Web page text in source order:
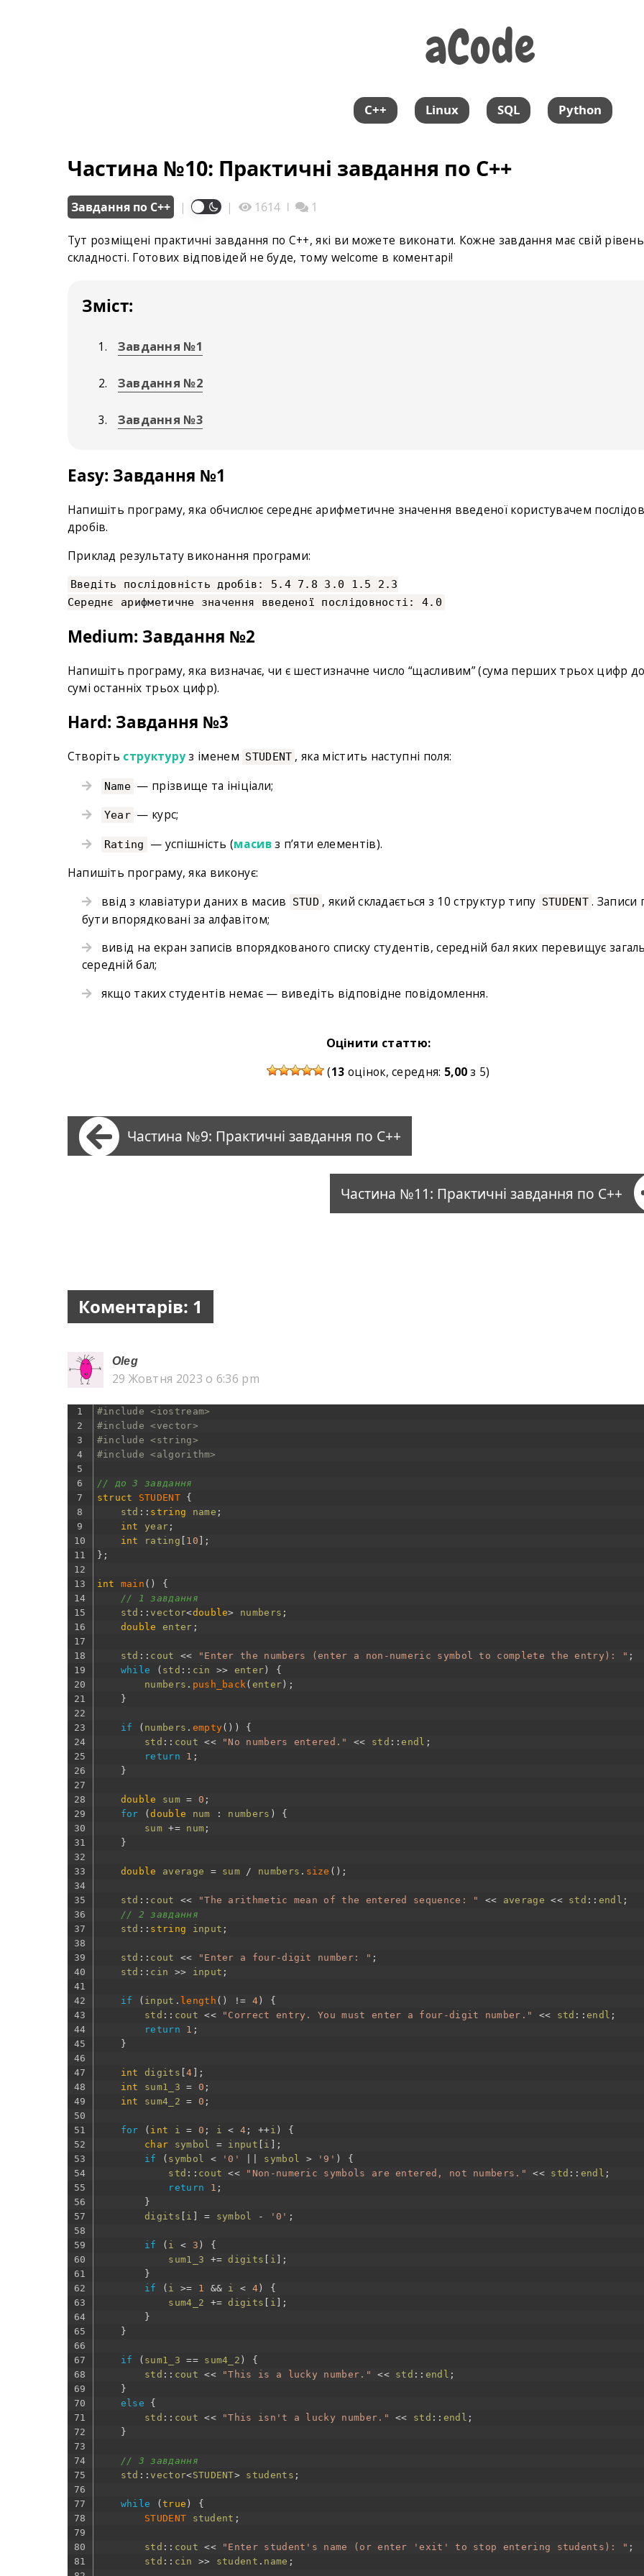
aCode
aCode
C++ Linux SQL Python
Частина №10: Практичні завдання по С++
Завдання по С++ | | 1614 ǀ 1
Тут розміщені практичні завдання по С++, які ви можете виконати. Кожне завдання має свій рівень
складності. Готових відповідей не буде, тому welcome в коментарі!
Зміст:
Завдання №1
Завдання №2
Завдання №3
Easy: Завдання №1
Напишіть програму, яка обчислює середнє арифметичне значення введеної користувачем
дробів.
Приклад результату виконання програми:
Введіть послідовність дробів: 5.4 7.8 3.0 1.5 2.3
Середнє арифметичне значення введеної послідовності: 4.0
Medium: Завдання №2
Напишіть програму, яка визначає, чи є шестизначне число “щасливим” (сума перших трьох цифр
сумі останніх трьох цифр).
Hard: Завдання №3
Створіть структуруз іменем STUDENT , яка містить наступні поля:
Name — прізвище та ініціали;
Year — курс;
Rating — успішність (масивз п’яти елементів).
Напишіть програму, яка виконує:
ввід з клавіатури даних в масив
STUD , який складається з 10 структур типу STUDENT . Записи
бути впорядковані за алфавітом;
вивід на екран записів впорядкованого списку студентів, середній бал яких перевищує
середній бал;
якщо таких студентів немає — виведіть відповідне повідомлення.
Оцінити статтю:
(13 оцінок, середня: 5,00з 5)
Частина №9: Практичні завдання по С++
Частина №11: Практичні завдання по С++
Коментарів: 1
Oleg
29 Жовтня 2023 о 6:36 pm
1
2
3
4
5
6
7
8
9
10
11
12
13
14
15
16
17
18
19
20
21
22
23
24
25
26
27
28
29
30
31
32
33
34
35
36
37
38
39
40
41
42
43
44
45
46
47
48
49
50
51
52
53
54
55
56
57
58
59
60
61
62
63
64
65
66
67
68
69
70
71
72
73
74
75
76
77
78
79
80
81
#include <iostream>
#include <vector>
#include <string>
#include <algorithm>
// до 3 завдання
struct
STUDENT
{
std :: string name ;
int
year ;
int
rating 10
;
} ;
int main ( )
{
// 1 завдання
std ::vector<double> numbers ;
double
enter ;
std :: cout << "Enter the numbers (enter a non-numeric symbol to complete the entry): " ;
while
( std :: cin >> enter )
{
numbers . push_back ( enter ) ;
}
if ( numbers . empty( ) )
{
std :: cout << "No numbers entered." << std ::endl ;
return
1 ;
}
double sum = 0 ;
for
(double num : numbers )
{
sum += num ;
}
double average = sum / numbers . size ( ) ;
std :: cout << "The arithmetic mean of the entered sequence: " << average << std :: endl ;
// 2 завдання
std :: string input ;
std :: cout << "Enter a four-digit number: " ;
std :: cin >> input ;
if ( input . length ( ) != 4 )
{
std :: cout << "Correct entry. You must enter a four-digit number." << std ::endl ;
return
1 ;
}
int digits [4
;
int
sum1_3 = 0 ;
int
sum4_2 = 0 ;
for ( int i = 0 ; i < 4 ; ++i )
{
char
symbol = input i
;
if
( symbol < '0' symbol > '9' )
{
std :: cout << "Non-numeric symbols are entered, not numbers." << std :: endl ;
return
1 ;
}
digits
i = symbol - '0' ;
if ( i < 3 )
{
sum1_3
+= digits i
;
}
if
( i >= 1 && i < 4 )
{
sum4_2
+= digits i
;
}
}
if ( sum1_3 == sum4_2 )
{
std :: cout << "This is a lucky number." << std :: endl ;
}
else
{
std :: cout << "This isn't a lucky number." << std :: endl ;
}
// 3 завдання
std ::vector<STUDENT> students ;
while (true )
{
STUDENT student ;
std :: cout << "Enter student's name (or enter 'exit' to stop entering students): " ;
std :: cin >> student . name ;